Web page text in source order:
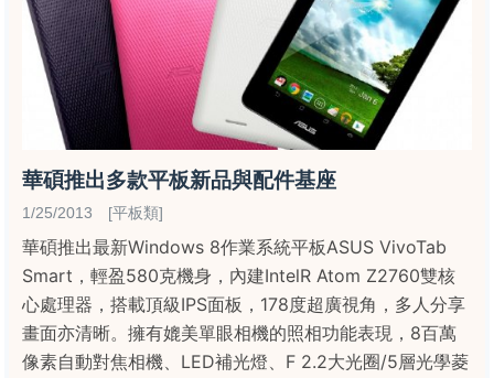
華碩推出多款平板新品與配件基座
1/25/2013 [平板類]
華碩推出最新Windows 8作業系統平板ASUS VivoTab
Smart，輕盈580克機身，內建IntelR Atom Z2760雙核
心處理器，搭載頂級IPS面板，178度超廣視角，多人分享
畫面亦清晰。擁有媲美單眼相機的照相功能表現，8百萬
像素自動對焦相機、LED補光燈、F 2.2大光圈/5層光學菱